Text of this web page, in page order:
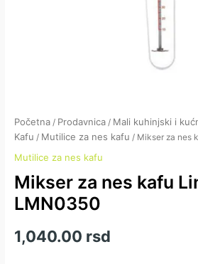
Početna / Prodavnica / Mali kuhinjski i
Kafu / Mutilice za nes kafu / Mikser za nes
Mutilice za nes kafu
Mikser za nes kafu
LMN0350
1,040.00 rsd